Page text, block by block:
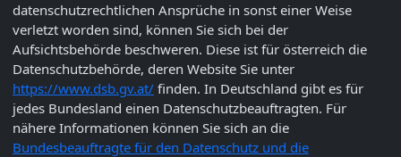
datenschutzrechtlichen Ansprüche in sonst einer Weise
verletzt worden sind, können Sie sich bei der
Aufsichtsbehörde beschweren. Diese ist für österreich die
Datenschutzbehörde, deren Website Sie unter
https://www.dsb.gv.at/ finden. In Deutschland gibt es für
jedes Bundesland einen Datenschutzbeauftragten. Für
nähere Informationen können Sie sich an die
Bundesbeauftragte für den Datenschutz und die